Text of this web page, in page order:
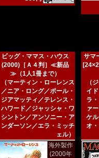
ビッグ・ママス・ハウス
(2000)［Ａ４判］≪新品
≫（1人1冊まで）
（マーティン・ローレンス
／ニア・ロング／ポール・
ジアマッティ／テレンス・
ハワード／ジャッシャ・ワ
シントン／アンソニー・ア
ンダーソン／エラ・ミッチ
ェル）
海外製作
(2000年
サマ
（
イ
ラ
ァ
ケ
オ